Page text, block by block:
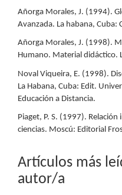
Añorga Morales, J. (1994).
Avanzada. La habana, Cuba:
Añorga Morales, J. (1998).
Humano. Material didáctico.
Noval Viqueira, E. (1998).
La Habana, Cuba: Edit.
Educación a Distancia.
Piaget, P. S. (1997).
ciencias. Moscú: Editorial
Artículos más
autor/a